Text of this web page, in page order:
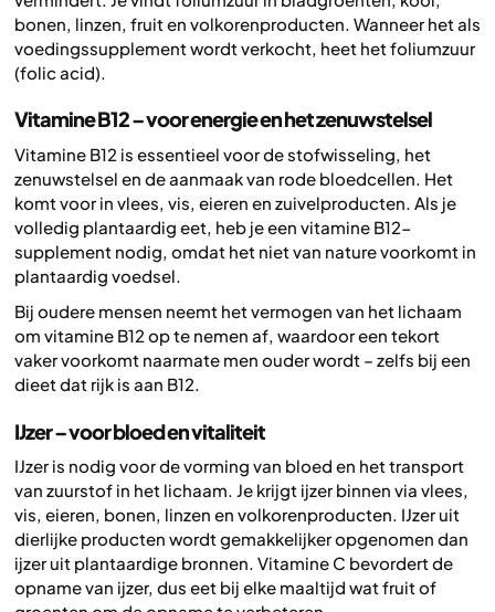
bonen, linzen, fruit en volkorenproducten. Wanneer het als
voedingssupplement wordt verkocht, heet het foliumzuur
(folic acid).
Vitamine B12 – voor energie en het zenuwstelsel
Vitamine B12 is essentieel voor de stofwisseling, het
zenuwstelsel en de aanmaak van rode bloedcellen. Het
komt voor in vlees, vis, eieren en zuivelproducten. Als je
volledig plantaardig eet, heb je een vitamine B12-
supplement nodig, omdat het niet van nature voorkomt in
plantaardig voedsel.
Bij oudere mensen neemt het vermogen van het lichaam
om vitamine B12 op te nemen af, waardoor een tekort
vaker voorkomt naarmate men ouder wordt – zelfs bij een
dieet dat rijk is aan B12.
IJzer – voor bloed en vitaliteit
IJzer is nodig voor de vorming van bloed en het transport
van zuurstof in het lichaam. Je krijgt ijzer binnen via vlees,
vis, eieren, bonen, linzen en volkorenproducten. IJzer uit
dierlijke producten wordt gemakkelijker opgenomen dan
ijzer uit plantaardige bronnen. Vitamine C bevordert de
opname van ijzer, dus eet bij elke maaltijd wat fruit of